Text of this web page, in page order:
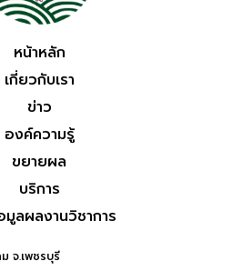
หน้าหลัก
เกี่ยวกับเรา
ข่าว
องค์ความรู้
ขยายผล
บริการ
มูลผลงานวิชาการ
จ.เพชรบุรี